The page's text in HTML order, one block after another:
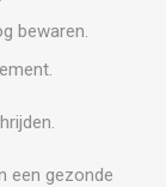
bewaren.
een gezonde